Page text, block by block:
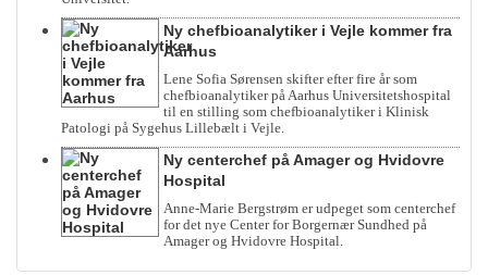
Ny chefbioanalytiker i Vejle kommer fra
Aarhus
Lene Sofia Sørensen skifter efter fire år som
chefbioanalytiker på Aarhus Universitetshospital
til en stilling som chefbioanalytiker i Klinisk
Patologi på Sygehus Lillebælt i Vejle.
Ny centerchef på Amager og Hvidovre
Hospital
Anne-Marie Bergstrøm er udpeget som centerchef
for det nye Center for Borgernær Sundhed på
Amager og Hvidovre Hospital.